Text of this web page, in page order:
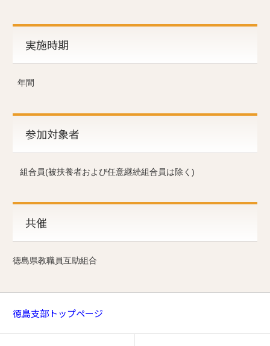
実施時期
年間
参加対象者
組合員(被扶養者および任意継続組合員は除く)
共催
徳島県教職員互助組合
徳島支部トップページ